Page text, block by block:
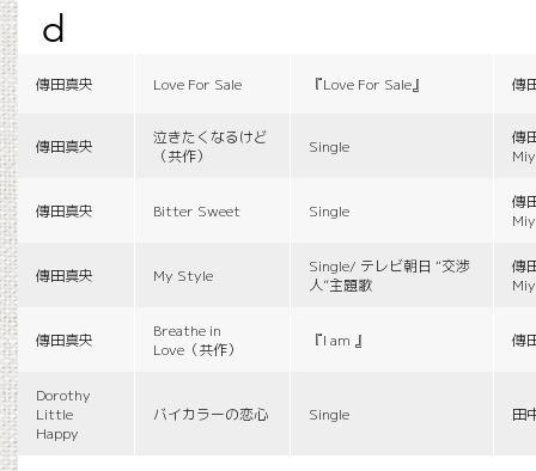
d
傳田真央 Love For Sale 『Love For Sale』 傳
傳田真央
泣きたくなるけど
（共作）
Single
傳
傳田真央 Bitter Sweet Single
傳
傳田真央 My Style
Single/ テレビ朝日 “交渉
人”主題歌
傳
傳田真央
Breathe in
Love（共作）
『I am 』 傳
Dorothy
Little
Happy
バイカラーの恋心 Single 田